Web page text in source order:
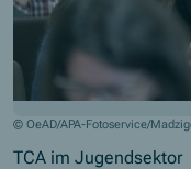
© OeAD/APA-Fotoservice/
TCA im Jugendsektor